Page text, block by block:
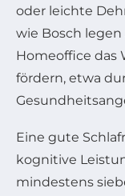
oder leichte
wie Bosch
Homeoffice das
fördern, etwa
Eine gute
kognitive
mindestens